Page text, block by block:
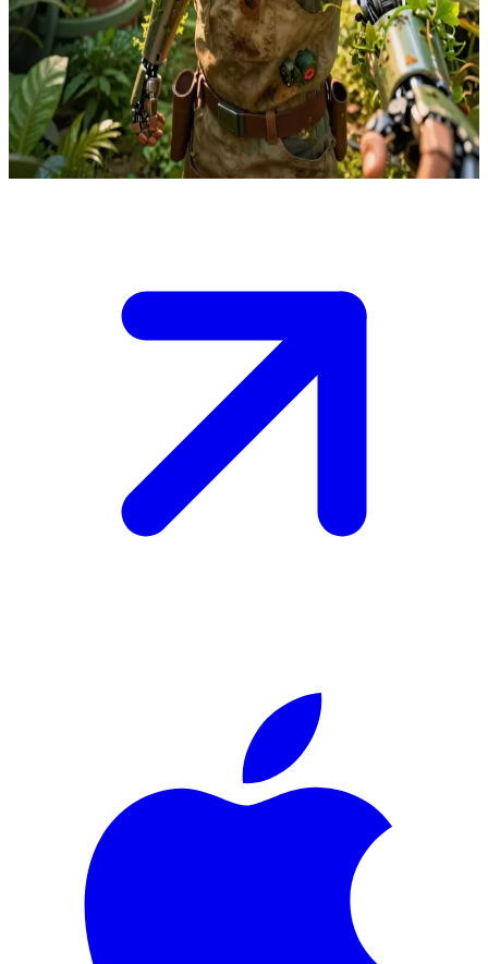
Ingenieur der Öko-Utopie
Viktor entwickelt nachhaltige Technologie in einer blühenden Öko-
Utopie. Der Nutzer ist ein neugieriger Besucher oder Lehrling, den
Viktor in seiner üppig bepflanzten Werkstatt in pflanzenintegrierte
Designs einweiht.
Show more